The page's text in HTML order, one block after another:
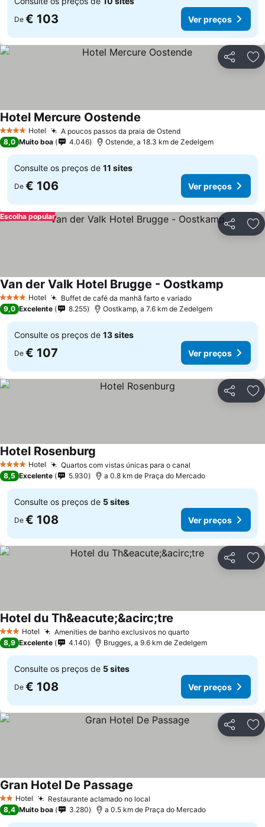
De € 103 Ver preços
Partilhar
4 EstrelasHotel A poucos passos da praia de Ostend
Hotel Mercure Oostende
8,0 Muito boa 4.046 Ostende, a 18.3 km de Zedelgem
Consulte os preços de 11 sites
De € 106 Ver preços
Partilhar
Escolha popular
4 EstrelasHotel Buffet de café da manhã farto e variado
Van der Valk Hotel Brugge - Oostkamp
9,0 Excelente 8.255 Oostkamp, a 7.6 km de Zedelgem
Consulte os preços de 13 sites
De € 107 Ver preços
Partilhar
4 EstrelasHotel Quartos com vistas únicas para o canal
Hotel Rosenburg
8,5 Excelente 5.930 a 0.8 km de Praça do Mercado
Consulte os preços de 5 sites
De € 108 Ver preços
Partilhar
3 EstrelasHotel Amenities de banho exclusivos no quarto
Hotel du Th&eacute;&acirc;tre
8,9 Excelente 4.140 Brugges, a 9.6 km de Zedelgem
Consulte os preços de 5 sites
De € 108 Ver preços
Partilhar
2 Estrelas
Hotel Restaurante aclamado no local
Gran Hotel De Passage
8,4 Muito boa 3.280 a 0.5 km de Praça do Mercado